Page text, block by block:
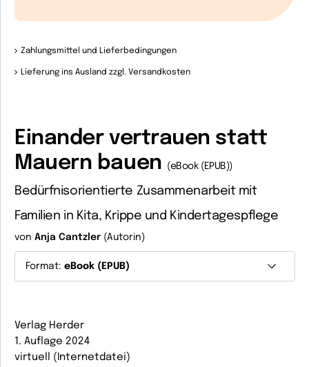
Zahlungsmittel und Lieferbedingungen
Lieferung ins Ausland zzgl. Versandkosten
Einander vertrauen statt
Mauern bauen
(eBook (EPUB))
Bedürfnisorientierte Zusammenarbeit mit
Familien in Kita, Krippe und Kindertagespflege
von Anja Cantzler (Autorin)
Format: eBook (EPUB)
Verlag Herder
1. Auflage 2024
virtuell (Internetdatei)